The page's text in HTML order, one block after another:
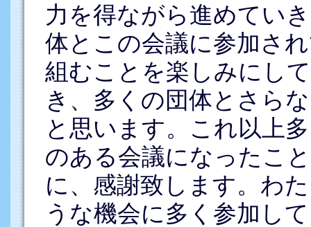
力を得ながら進めてい
体とこの会議に参加さ
組むことを楽しみにし
き、多くの団体とさら
と思います。これ以上
のある会議になったこ
に、感謝致します。わ
うな機会に多く参加し